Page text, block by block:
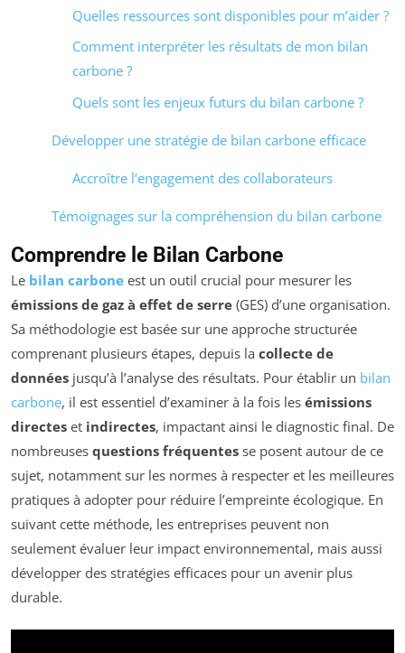
Quelles ressources sont disponibles pour m’aider ?
Comment interpréter les résultats de mon bilan
carbone ?
Quels sont les enjeux futurs du bilan carbone ?
Développer une stratégie de bilan carbone efficace
Accroître l’engagement des collaborateurs
Témoignages sur la compréhension du bilan carbone
Comprendre le Bilan Carbone
Le bilan carbone est un outil crucial pour mesurer les
émissions de gaz à effet de serre (GES) d’une organisation.
Sa méthodologie est basée sur une approche structurée
comprenant plusieurs étapes, depuis la collecte de
données jusqu’à l’analyse des résultats. Pour établir un bilan
carbone, il est essentiel d’examiner à la fois les émissions
directes et indirectes, impactant ainsi le diagnostic final. De
nombreuses questions fréquentes se posent autour de ce
sujet, notamment sur les normes à respecter et les meilleures
pratiques à adopter pour réduire l’empreinte écologique. En
suivant cette méthode, les entreprises peuvent non
seulement évaluer leur impact environnemental, mais aussi
développer des stratégies efficaces pour un avenir plus
durable.